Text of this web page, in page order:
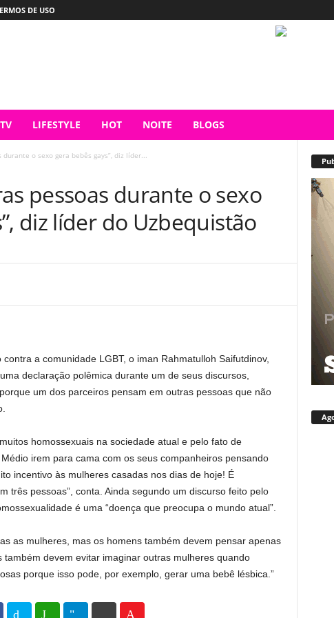
DE USO
LIFESTYLE HOT NOITE BLOGS
durante o sexo gera bebês gays”, diz líder...
pessoas durante o sexo
diz líder do Uzbequistão
a comunidade LGBT, o iman Rahmatulloh Saifutdinov,
declaração polêmica durante um de seus discursos,
um dos parceiros pensam em outras pessoas que não
homossexuais na sociedade atual e pelo fato de
irem para cama com os seus companheiros pensando
incentivo às mulheres casadas nos dias de hoje! É
três pessoas”, conta. Ainda segundo um discurso feito pelo
é uma “doença que preocupa o mundo atual”.
as mulheres, mas os homens também devem pensar apenas
também devem evitar imaginar outras mulheres quando
porque isso pode, por exemplo, gerar uma bebê lésbica.”
102